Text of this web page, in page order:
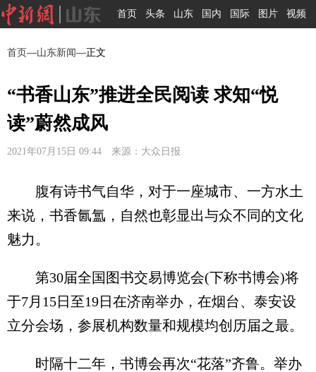
首页 头条 山东 国内 国际 图片 视频
首页—山东新闻—正文
“书香山东”推进全民阅读 求知“悦
读”蔚然成风
2021年07月15日 09:44 来源：大众日报
腹有诗书气自华，对于一座城市、一方水土
来说，书香氤氲，自然也彰显出与众不同的文化
魅力。
第30届全国图书交易博览会(下称书博会)将
于7月15日至19日在济南举办，在烟台、泰安设
立分会场，参展机构数量和规模均创历届之最。
时隔十二年，书博会再次“花落”齐鲁。举办